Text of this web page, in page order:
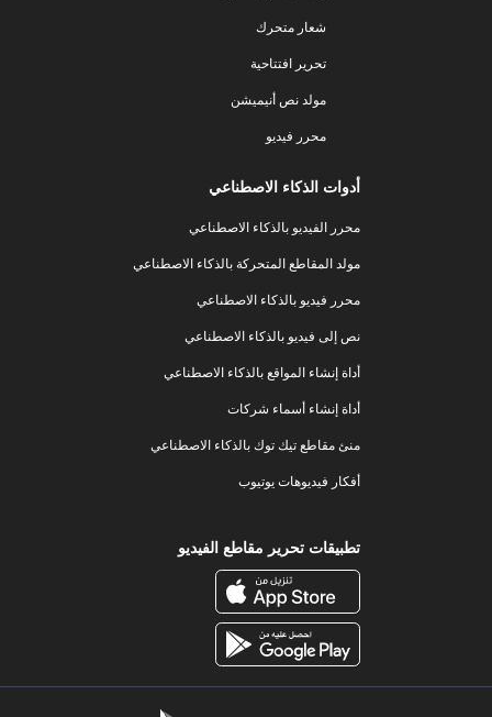
شعار متحرك
تحرير افتتاحية
مولد نص أنيميشن
محرر فيديو
أدوات الذكاء الاصطناعي
محرر الفيديو بالذكاء الاصطناعي
مولد المقاطع المتحركة بالذكاء الاصطناعي
محرر فيديو بالذكاء الاصطناعي
نص إلى فيديو بالذكاء الاصطناعي
أداة إنشاء المواقع بالذكاء الاصطناعي
أداة إنشاء أسماء شركات
منئ مقاطع تيك توك بالذكاء الاصطناعي
أفكار فيديوهات يوتيوب
تطبيقات تحرير مقاطع الفيديو